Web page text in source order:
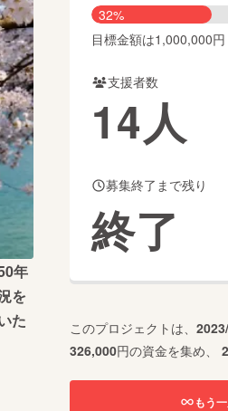
アニメ・漫画
ビューティー・ヘルスケア
Creation
年
を
た
32%
目標金額は1,000,000円
支援者数
14人
募集終了まで残り
終了
このプロジェクトは、
326,000円の資金を集め、
もう